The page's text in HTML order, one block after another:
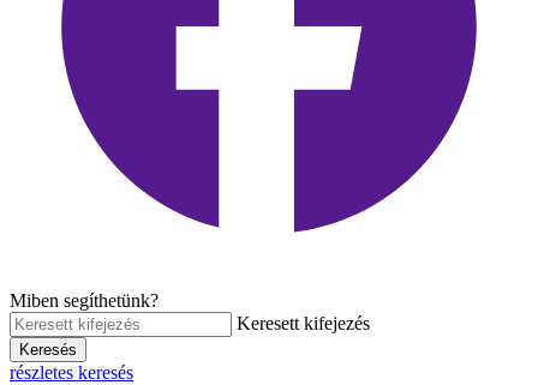
Miben segíthetünk?
Keresett kifejezés
Keresés
részletes keresés